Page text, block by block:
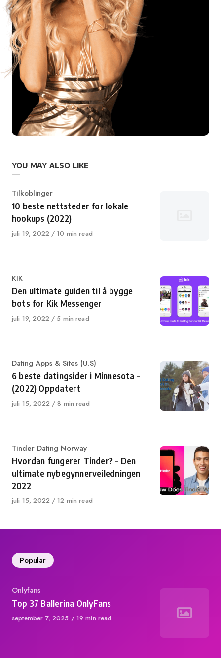
YOU MAY ALSO LIKE
Category
Tilkoblinger
10 beste nettsteder for lokale
hookups (2022)
Published
juli 19, 2022 10 min read
Category
KIK
Den ultimate guiden til å bygge
bots for Kik Messenger
Published
juli 19, 2022 5 min read
Category
Dating Apps & Sites (U.S)
6 beste datingsider i Minnesota –
(2022) Oppdatert
Published
juli 15, 2022 8 min read
Category
Tinder Dating Norway
Hvordan fungerer Tinder? – Den
ultimate nybegynnerveiledningen
2022
Published
juli 15, 2022 12 min read
Popular
Category
Onlyfans
Top 37 Ballerina OnlyFans
Published
september 7, 2025 19 min read